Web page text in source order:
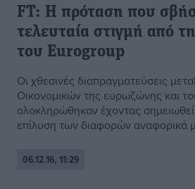
FT: Η πρόταση που
τελευταία στιγμή από
του Eurogroup
Οι χθεσινές διαπραγματεύσεις
Οικονομικών της ευρωζώνης και
ολοκληρώθηκαν έχοντας
επίλυση των διαφορών αναφορικά
06.12.16, 11:29